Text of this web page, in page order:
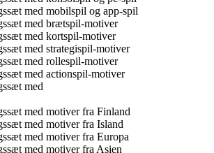
med mobilspil og app-spil
med brætspil-motiver
med kortspil-motiver
med strategispil-motiver
med rollespil-motiver
med actionspil-motiver
med
med motiver fra Finland
med motiver fra Island
med motiver fra Europa
med motiver fra Asien